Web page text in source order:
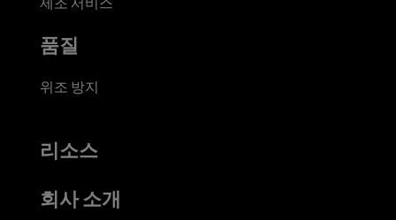
품질
위조 방지
리소스
회사 소개